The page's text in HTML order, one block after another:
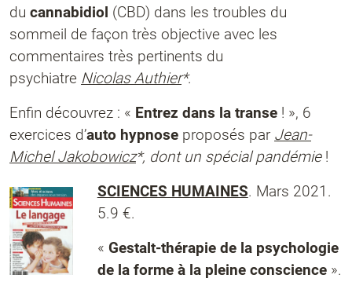
du cannabidiol (CBD) dans les troubles du
sommeil de façon très objective avec les
commentaires très pertinents du
psychiatre Nicolas Authier*.
Enfin découvrez : « Entrez dans la transe ! », 6
exercices d’auto hypnose proposés par Jean-
Michel Jakobowicz*, dont un spécial pandémie!
SCIENCES HUMAINES. Mars 2021.
5.9 €.
« Gestalt-thérapie de la psychologie
de la forme à la pleine conscience ».